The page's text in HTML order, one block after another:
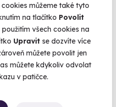
můžeme také tyto
na tlačítko Povolit
všech cookies na
Upravit se dozvíte více
můžete povolit jen
můžete kdykoliv odvolat
v patičce.